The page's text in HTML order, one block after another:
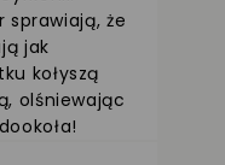
sprawiają, że
jak
kołyszą
olśniewając